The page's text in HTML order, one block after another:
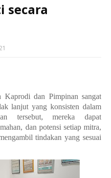
secara
Kaprodi dan Pimpinan sangat
lanjut yang konsisten dalam
tersebut, mereka dapat
dan potensi setiap mitra,
tindakan yang sesuai